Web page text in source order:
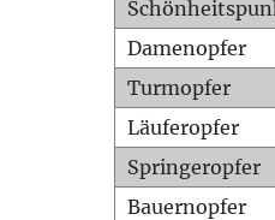
Damenopfer
Turmopfer
Läuferopfer
Springeropfer
Bauernopfer